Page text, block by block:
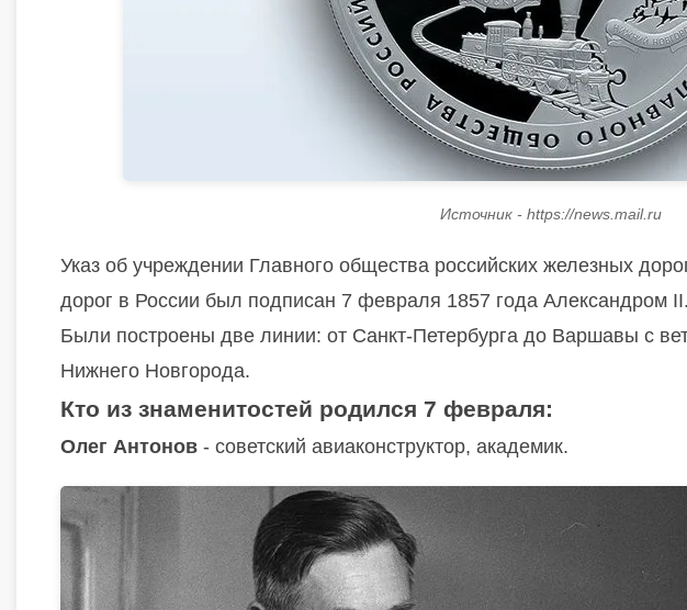
Источник - https://news.mail.ru
Указ об учреждении Главного общества российских железных
дорог в России был подписан 7 февраля 1857 года Александром II.
Были построены две линии: от Санкт-Петербурга до Варшавы с
Нижнего Новгорода.
Кто из знаменитостей родился 7 февраля:
Олег Антонов - советский авиаконструктор, академик.